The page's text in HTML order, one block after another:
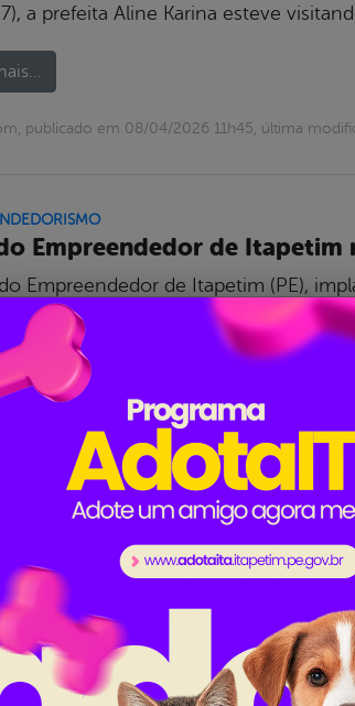
a prefeita Aline Karina esteve
publicado em 08/04/2026 11h45, última
Empreendedor de Itapetim
Empreendedor de Itapetim (PE),
e Empreendedorismo, foi
Sebrae de Referência em
pela diretora de Juventude e
publicado em 04/02/2026 14h58, última
é encerrada com
– Exposição de Caprinos e